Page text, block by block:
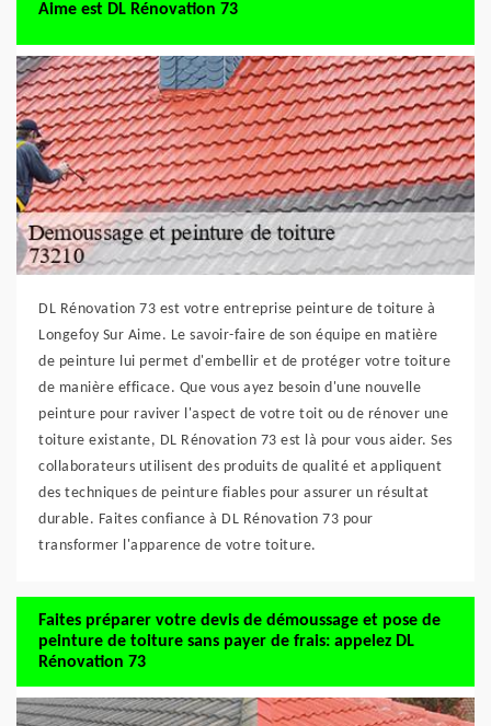
Aime est DL Rénovation 73
DL Rénovation 73 est votre entreprise peinture de toiture à
Longefoy Sur Aime. Le savoir-faire de son équipe en matière
de peinture lui permet d'embellir et de protéger votre toiture
de manière efficace. Que vous ayez besoin d'une nouvelle
peinture pour raviver l'aspect de votre toit ou de rénover une
toiture existante, DL Rénovation 73 est là pour vous aider. Ses
collaborateurs utilisent des produits de qualité et appliquent
des techniques de peinture fiables pour assurer un résultat
durable. Faites confiance à DL Rénovation 73 pour
transformer l'apparence de votre toiture.
Faites préparer votre devis de démoussage et pose de
peinture de toiture sans payer de frais: appelez DL
Rénovation 73